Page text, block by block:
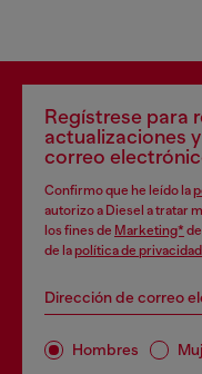
Regístrese para
actualizaciones
correo
Confirmo que he leído la
autorizo a Diesel a tratar
los fines de Marketing*
de lapolítica de privacidad
Dirección de correo
Hombres